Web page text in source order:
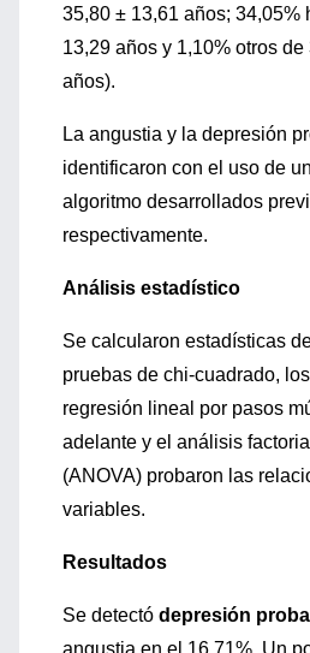
35,80 ± 13,61 años; 34,05%
13,29 años y 1,10% otros
años).
La angustia y la depresión
identificaron con el uso de
algoritmo desarrollados
respectivamente.
Análisis estadístico
Se calcularon estadísticas
pruebas de chi-cuadrado,
regresión lineal por pasos
adelante y el análisis
(ANOVA) probaron las
variables.
Resultados
Se detectó depresión
angustia en el 16,71%. Un